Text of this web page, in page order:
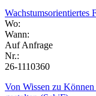
Wachstumsorientiertes
Wo:
Wann:
Auf Anfrage
Nr.:
26-1110360
Von Wissen zu